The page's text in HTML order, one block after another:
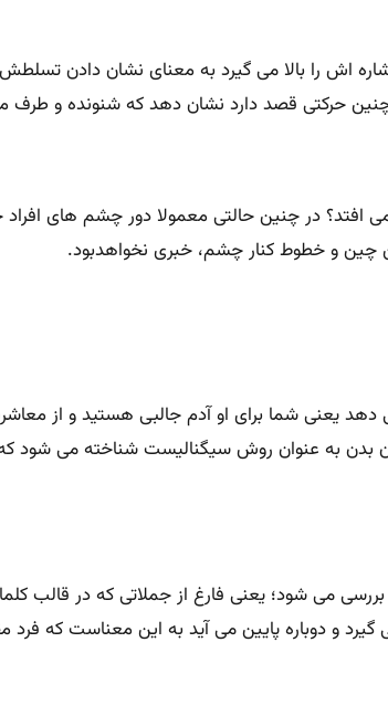
را بالا می گیرد به معنای نشان دادن
حرکتی قصد دارد نشان دهد که شنونده و
افتد؟ در چنین حالتی معمولا دور چشم های
چین و خطوط کنار چشم، خبری نخواهدبود.
یعنی شما برای او آدم جالبی هستید و از
بدن به عنوان روش سیگنالیست شناخته می شود
بررسی می شود؛ یعنی فارغ از جملاتی که در قالب
و دوباره پایین می آید به این معناست که